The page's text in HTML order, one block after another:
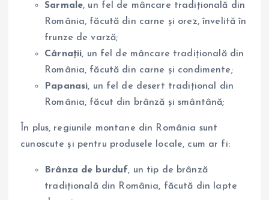
Sarmale, un fel de mâncare tradițională din
România, făcută din carne și orez, învelită în
frunze de varză;
Cârnații, un fel de mâncare tradițională din
România, făcută din carne și condimente;
Papanasi, un fel de desert tradițional din
România, făcut din brânză și smântână;
În plus, regiunile montane din România sunt
cunoscute și pentru produsele locale, cum ar fi:
Brânza de burduf, un tip de brânză
tradițională din România, făcută din lapte